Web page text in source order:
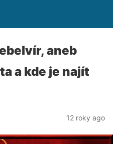
aneb
a kde je najít
12 roky ago